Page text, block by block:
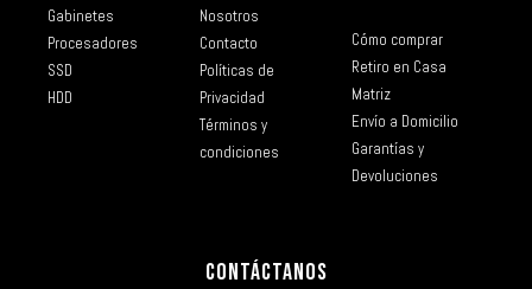
Gabinetes
Procesadores
SSD
HDD
Nosotros
Contacto
Políticas de
Privacidad
Términos y
condiciones
Cómo comprar
Retiro en Casa
Matriz
Envío a Domicilio
Garantías y
Devoluciones
CONTÁCTANOS